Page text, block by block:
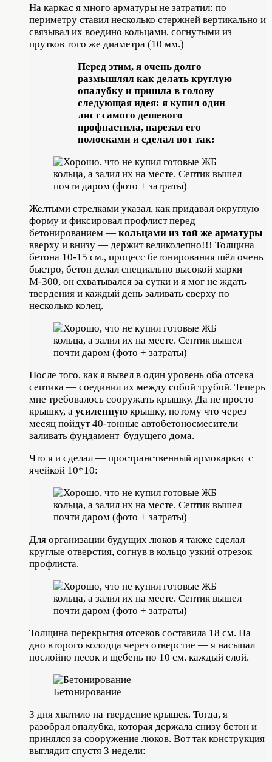
На каркас я много арматуры не затратил: по
периметру ставил несколько стержней вертикально и
связывал их воедино кольцами, согнутыми из
прутков того же диаметра (10 мм.)
Перед этим, я очень долго
размышлял как делать круглую
опалубку и пришла в голову
следующая идея: я купил один
лист самого дешевого
профнастила, нарезал его
полосками и сделал вот так:
Желтыми стрелками указал, как придавал округлую
форму и фиксировал профлист перед
бетонированием — кольцами из той же арматуры
вверху и внизу — держит великолепно!!! Толщина
бетона 10-15 см., процесс бетонирования шёл очень
быстро, бетон делал специально высокой марки
М-300, он схватывался за сутки и я мог не ждать
твердения и каждый день заливать сверху по
несколько колец.
После того, как я вывел в один уровень оба отсека
септика — соединил их между собой трубой. Теперь
мне требовалось сооружать крышку. Да не просто
крышку, а усиленную крышку, потому что через
месяц пойдут 40-тонные автобетоносмесители
заливать фундамент будущего дома.
Что я и сделал — пространственный армокаркас с
ячейкой 10*10:
Для организации будущих люков я также сделал
круглые отверстия, согнув в кольцо узкий отрезок
профлиста.
Толщина перекрытия отсеков составила 18 см. На
дно второго колодца через отверстие — я насыпал
послойно песок и щебень по 10 см. каждый слой.
Бетонирование
3 дня хватило на твердение крышек. Тогда, я
разобрал опалубка, которая держала снизу бетон и
принялся за сооружение люков. Вот так конструкция
выглядит спустя 3 недели: